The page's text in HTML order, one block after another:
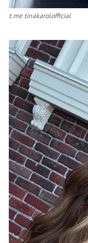
t.me tinakarolofficial